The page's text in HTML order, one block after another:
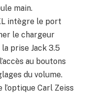
main.
intègre le port
le chargeur
prise Jack 3.5
au boutons
du volume.
Carl Zeiss